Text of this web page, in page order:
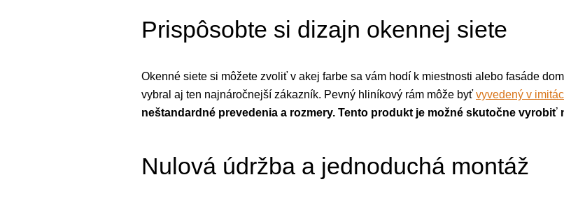
Prispôsobte si dizajn okennej siete
Okenné siete si môžete zvoliť v akej farbe sa vám hodí k miestnosti alebo fasáde
vybral aj ten najnáročnejší zákazník. Pevný hliníkový rám môže byť vyvedený v
neštandardné prevedenia a rozmery. Tento produkt je možné skutočne vyrobiť
Nulová údržba a jednoduchá montáž